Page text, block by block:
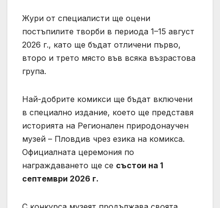
Жури от специалисти ще оцени
постъпилите творби в периода 1–15 август
2026 г., като ще бъдат отличени първо,
второ и трето място във всяка възрастова
група.
Най-добрите комикси ще бъдат включени
в специално издание, което ще представя
историята на Регионален природонаучен
музей – Пловдив чрез езика на комикса.
Официалната церемония по
награждаването ще се състои на 1
септември 2026 г.